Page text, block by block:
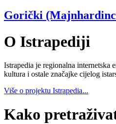
Gorički
O Istrapediji
Istrapedia je regionalna
kultura i ostale značajke cijelog
Više o projektu Istrapedia...
Kako